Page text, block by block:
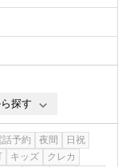
探す
話予約 夜間
日祝
キッズ
クレカ